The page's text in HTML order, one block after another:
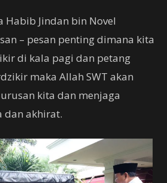
Habib Jindan bin Novel
– pesan penting dimana kita
di kala pagi dan petang
maka Allah SWT akan
kita dan menjaga
dan akhirat.